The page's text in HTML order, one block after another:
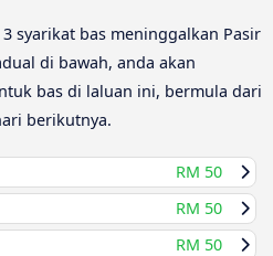
syarikat bas meninggalkan Pasir
di bawah, anda akan
bas di laluan ini, bermula dari
berikutnya.
RM 50
RM 50
RM 50